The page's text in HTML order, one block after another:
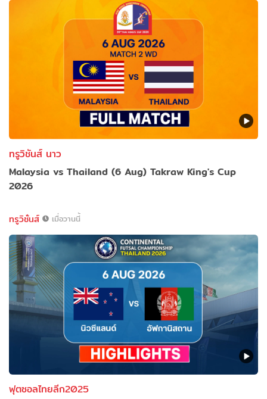
ทรูวิชันส์ นาว
Malaysia vs Thailand (6 Aug) Takraw King's Cup
2026
ทรูวิชั่นส์ เมื่อวานนี้
ฟุตซอลไทยลีก2025